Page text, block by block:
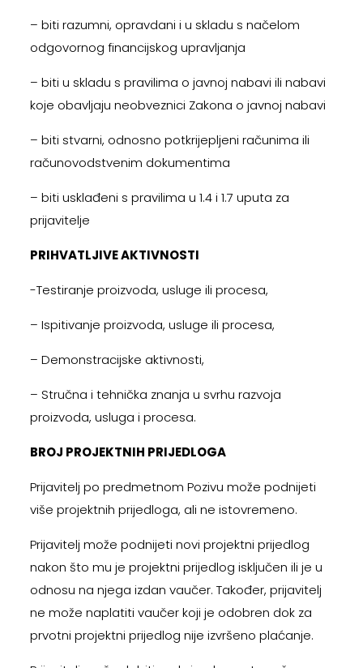
– biti razumni, opravdani i u skladu s načelom
odgovornog financijskog upravljanja
– biti u skladu s pravilima o javnoj nabavi ili nabavi
koje obavljaju neobveznici Zakona o javnoj nabavi
– biti stvarni, odnosno potkrijepljeni računima ili
računovodstvenim dokumentima
– biti usklađeni s pravilima u 1.4 i 1.7 uputa za
prijavitelje
PRIHVATLJIVE AKTIVNOSTI
-Testiranje proizvoda, usluge ili procesa,
– Ispitivanje proizvoda, usluge ili procesa,
– Demonstracijske aktivnosti,
– Stručna i tehnička znanja u svrhu razvoja
proizvoda, usluga i procesa.
BROJ PROJEKTNIH PRIJEDLOGA
Prijavitelj po predmetnom Pozivu može podnijeti
više projektnih prijedloga, ali ne istovremeno.
Prijavitelj može podnijeti novi projektni prijedlog
nakon što mu je projektni prijedlog isključen ili je u
odnosu na njega izdan vaučer. Također, prijavitelj
ne može naplatiti vaučer koji je odobren dok za
prvotni projektni prijedlog nije izvršeno plaćanje.